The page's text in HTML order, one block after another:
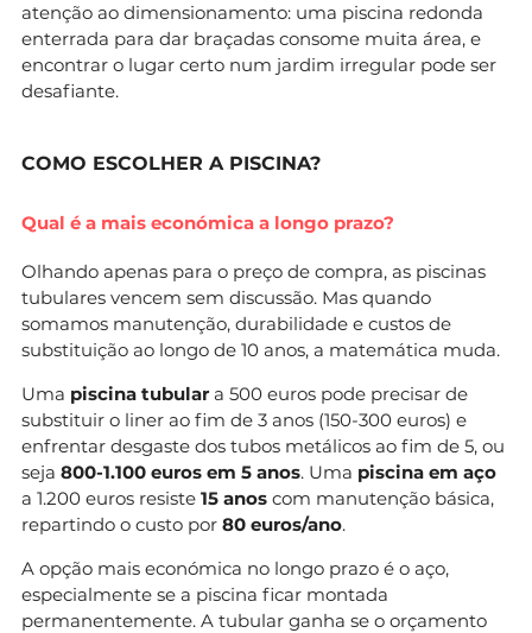
atenção ao dimensionamento: uma piscina redonda
enterrada para dar braçadas consome muita área, e
encontrar o lugar certo num jardim irregular pode ser
desafiante.
COMO ESCOLHER A PISCINA?
Qual é a mais económica a longo prazo?
Olhando apenas para o preço de compra, as piscinas
tubulares vencem sem discussão. Mas quando
somamos manutenção, durabilidade e custos de
substituição ao longo de 10 anos, a matemática muda.
Uma piscina tubular a 500 euros pode precisar de
substituir o liner ao fim de 3 anos (150-300 euros) e
enfrentar desgaste dos tubos metálicos ao fim de 5, ou
seja 800-1.100 euros em 5 anos. Uma piscina em aço
a 1.200 euros resiste 15 anos com manutenção básica,
repartindo o custo por 80 euros/ano.
A opção mais económica no longo prazo é o aço,
especialmente se a piscina ficar montada
permanentemente. A tubular ganha se o orçamento